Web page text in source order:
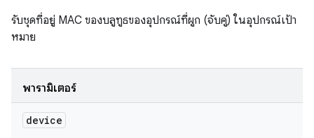
รับชุดที่อยู่ MAC ของบลูทูธของอุปกรณ์ที่ผูก (จับคู่) ในอุปกรณ์เป้า
หมาย
พารามิเตอร์
device